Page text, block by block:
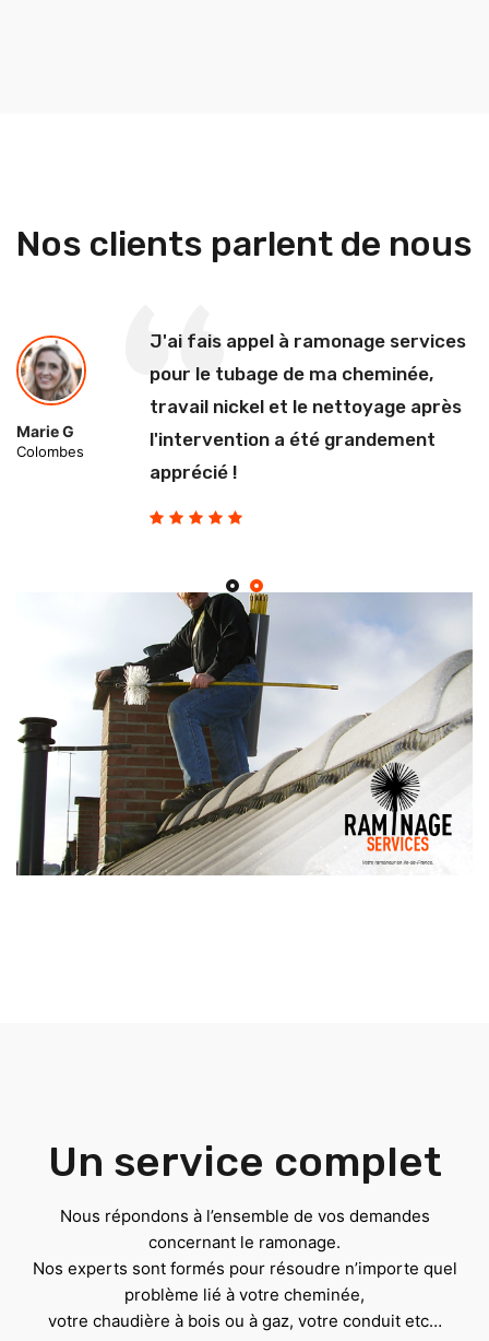
Nos clients parlent de nous
Marie G
Colombes
J'ai fais appel à ramonage services
pour le tubage de ma cheminée,
travail nickel et le nettoyage après
l'intervention a été grandement
apprécié !
Un service complet
Nous répondons à l’ensemble de vos demandes
concernant le ramonage.
Nos experts sont formés pour résoudre n’importe quel
problème lié à votre cheminée,
votre chaudière à bois ou à gaz, votre conduit etc…